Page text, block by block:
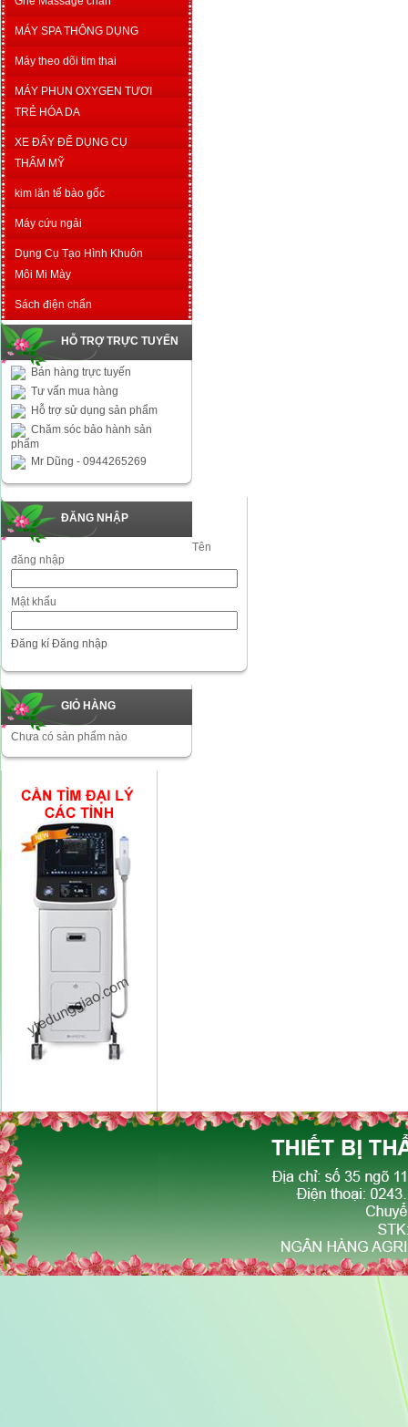
MÁY SPA THÔNG DỤNG
Máy theo dõi tim thai
MÁY PHUN OXYGEN TƯƠI
TRẺ HÓA DA
XE ĐẨY ĐỂ DỤNG CỤ
THẨM MỸ
kim lăn tế bào gốc
Máy cứu ngải
Dụng Cụ Tạo Hình Khuôn
Môi Mi Mày
Sách điện chẩn
HỖ TRỢ TRỰC TUYẾN
Bán hàng trực tuyến
Tư vấn mua hàng
Hỗ trợ sử dụng sản phẩm
Chăm sóc bảo hành sản
phẩm
Mr Dũng - 0944265269
ĐĂNG NHẬP
Tên
đăng nhập
Mật khẩu
Đăng kí Đăng nhập
GIỎ HÀNG
Chưa có sản phẩm nào